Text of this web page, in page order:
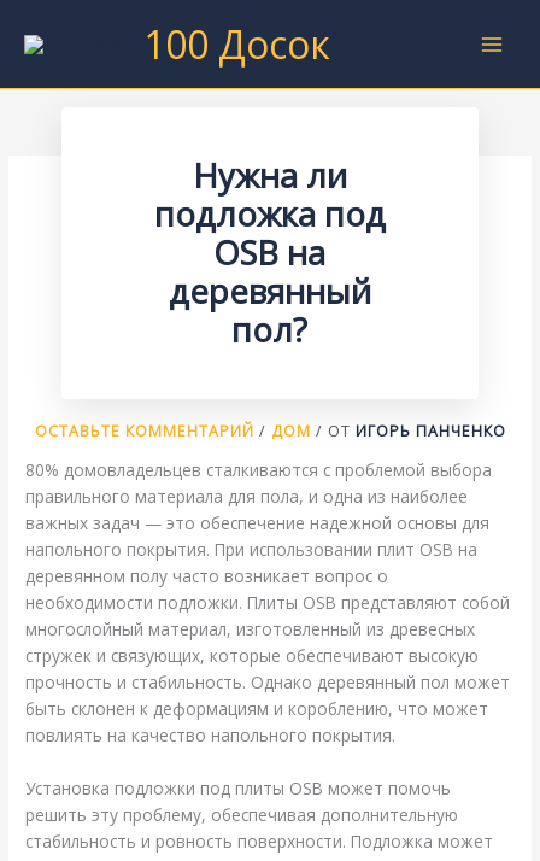
100 Досок
Нужна ли
подложка под
OSB на
деревянный
пол?
ОСТАВЬТЕ КОММЕНТАРИЙ / ДОМ / ОТ ИГОРЬ ПАНЧЕНКО
80% домовладельцев сталкиваются с проблемой выбора
правильного материала для пола, и одна из наиболее
важных задач — это обеспечение надежной основы для
напольного покрытия. При использовании плит OSB на
деревянном полу часто возникает вопрос о
необходимости подложки. Плиты OSB представляют собой
многослойный материал, изготовленный из древесных
стружек и связующих, которые обеспечивают высокую
прочность и стабильность. Однако деревянный пол может
быть склонен к деформациям и короблению, что может
повлиять на качество напольного покрытия.
Установка подложки под плиты OSB может помочь
решить эту проблему, обеспечивая дополнительную
стабильность и ровность поверхности. Подложка может